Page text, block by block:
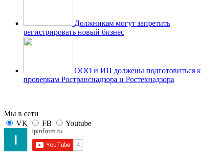
Должникам могут запретить
регистрировать новый бизнес
ООО и ИП должены подготовиться к
проверкам Ространснадзора и Ростехнадзора
Мы в сети
VK
FB Youtube